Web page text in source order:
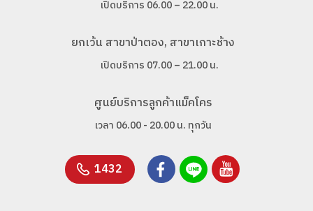
เปิดบริการ 06.00 – 22.00 น.
ยกเว้น สาขาป่าตอง, สาขาเกาะช้าง
เปิดบริการ 07.00 – 21.00 น.
ศูนย์บริการลูกค้าแม็คโคร
เวลา 06.00 - 20.00 น. ทุกวัน
1432